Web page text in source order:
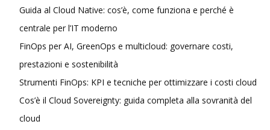
Guida al Cloud Native: cos’è, come funziona e perché è
centrale per l’IT moderno
FinOps per AI, GreenOps e multicloud: governare costi,
prestazioni e sostenibilità
Strumenti FinOps: KPI e tecniche per ottimizzare i costi cloud
Cos’è il Cloud Sovereignty: guida completa alla sovranità del
cloud